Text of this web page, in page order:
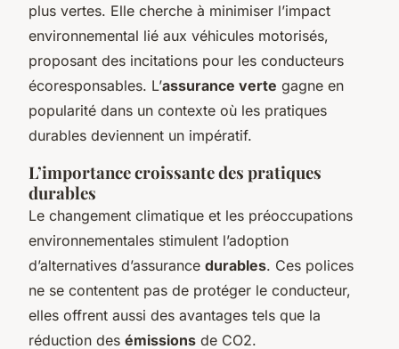
plus vertes. Elle cherche à minimiser l’impact
environnemental lié aux véhicules motorisés,
proposant des incitations pour les conducteurs
écoresponsables. L’assurance verte gagne en
popularité dans un contexte où les pratiques
durables deviennent un impératif.
L’importance croissante des pratiques
durables
Le changement climatique et les préoccupations
environnementales stimulent l’adoption
d’alternatives d’assurance durables. Ces polices
ne se contentent pas de protéger le conducteur,
elles offrent aussi des avantages tels que la
réduction des émissions de CO2.